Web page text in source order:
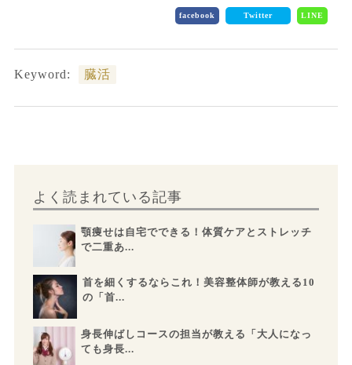
facebook Twitter LINE
Keyword: 臓活
よく読まれている記事
顎痩せは自宅でできる！体質ケアとストレッチ
で二重あ...
首を細くするならこれ！美容整体師が教える10
の「首...
身長伸ばしコースの担当が教える「大人になっ
ても身長...